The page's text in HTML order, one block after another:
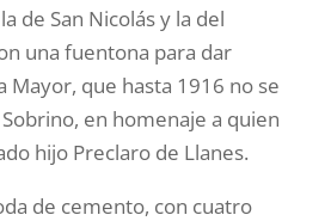
de San Nicolás y la del
una fuentona para dar
Mayor, que hasta 1916 no se
en homenaje a quien
hijo Preclaro de Llanes.
de cemento, con cuatro